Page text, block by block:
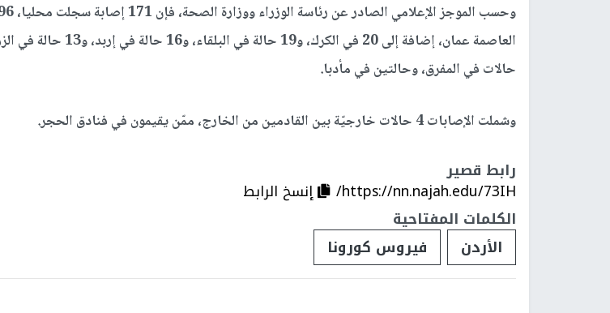
حالات في المفرق، وحالتين في مأدبا.
وشملت الإصابات 4 حالات خارجيّة بين القادمين من الخارج، ممّن يقيمون في فنادق الحجر.
رابط قصير
https://nn.najah.edu/73IH/
إنسخ الرابط
الكلمات المفتاحية
الأردن
فيروس كورونا